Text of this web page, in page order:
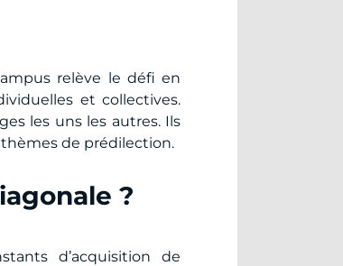
relève le défi en
et collectives.
les uns les autres. Ils
de prédilection.
?
d’acquisition de